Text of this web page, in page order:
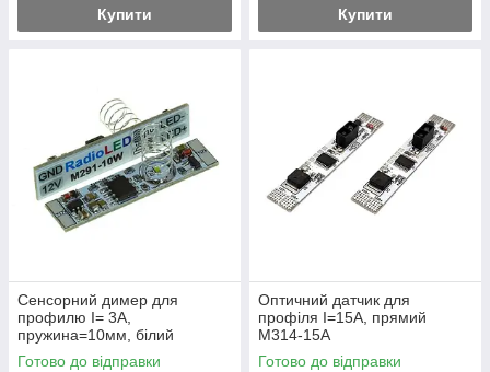
Купити Купити
Сенсорний димер для
профилю I= 3A,
пружина=10мм, білий
світлодіод M292A-10
Готово до відправки
Оптичний датчик для
профіля I=15A, прямий
M314-15A
Готово до відправки